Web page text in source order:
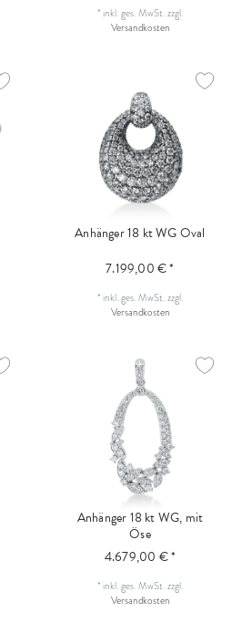
* inkl. ges. MwSt.zzgl.
Versandkosten
Anhänger 18 kt WG Oval
7.199,00 € *
* inkl. ges. MwSt.zzgl.
Versandkosten
Anhänger 18 kt WG, mit
Öse
4.679,00 € *
* inkl. ges. MwSt.zzgl.
Versandkosten